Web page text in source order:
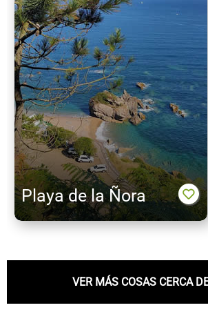
Playa de la Ñora
VER MÁS COSAS CERCA